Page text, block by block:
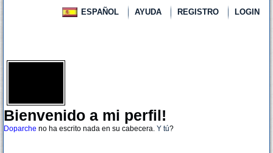
ESPAÑOL AYUDA REGISTRO LOGIN
Bienvenido a mi perfil!
Doparche no ha escrito nada en su cabecera. Y tú?